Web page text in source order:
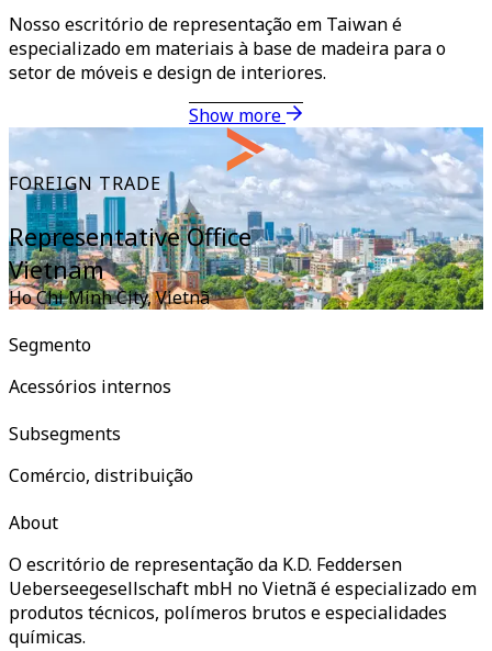
Nosso escritório de representação em Taiwan é
especializado em materiais à base de madeira para o
setor de móveis e design de interiores.
Show more
FOREIGN TRADE
Representative Office
Vietnam
Ho Chi Minh City,Vietnã
Segmento
Acessórios internos
Subsegments
Comércio, distribuição
About
O escritório de representação da K.D. Feddersen
Ueberseegesellschaft mbH no Vietnã é especializado em
produtos técnicos, polímeros brutos e especialidades
químicas.